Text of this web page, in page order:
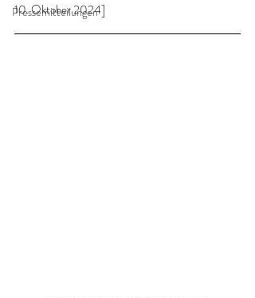
Pressemitteilungen
10. Oktober 2024]